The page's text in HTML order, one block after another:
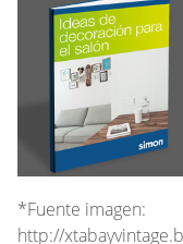
*Fuente imagen:
http://